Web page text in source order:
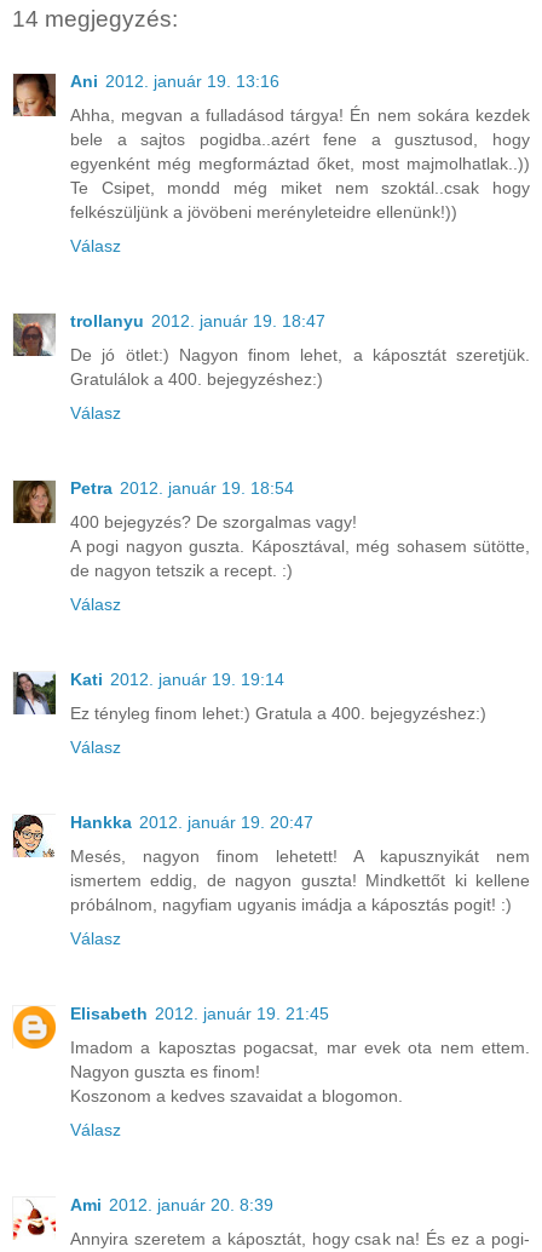
14 megjegyzés:
Ani 2012. január 19. 13:16
Ahha, megvan a fulladásod tárgya! Én nem sokára kezdek
bele a sajtos pogidba..azért fene a gusztusod, hogy
egyenként még megformáztad őket, most majmolhatlak..))
Te Csipet, mondd még miket nem szoktál..csak hogy
felkészüljünk a jövöbeni merényleteidre ellenünk!))
Válasz
trollanyu 2012. január 19. 18:47
De jó ötlet:) Nagyon finom lehet, a káposztát szeretjük.
Gratulálok a 400. bejegyzéshez:)
Válasz
Petra 2012. január 19. 18:54
400 bejegyzés? De szorgalmas vagy!
A pogi nagyon guszta. Káposztával, még sohasem sütötte,
de nagyon tetszik a recept. :)
Válasz
Kati 2012. január 19. 19:14
Ez tényleg finom lehet:) Gratula a 400. bejegyzéshez:)
Válasz
Hankka 2012. január 19. 20:47
Mesés, nagyon finom lehetett! A kapusznyikát nem
ismertem eddig, de nagyon guszta! Mindkettőt ki kellene
próbálnom, nagyfiam ugyanis imádja a káposztás pogit! :)
Válasz
Elisabeth 2012. január 19. 21:45
Imadom a kaposztas pogacsat, mar evek ota nem ettem.
Nagyon guszta es finom!
Koszonom a kedves szavaidat a blogomon.
Válasz
Ami 2012. január 20. 8:39
Annyira szeretem a káposztát, hogy csak na! És ez a pogi-